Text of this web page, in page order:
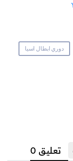
دوري ابطال اسيا